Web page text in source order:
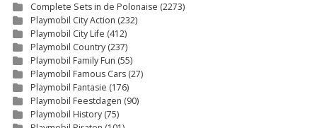
Complete Sets in de Polonaise (2273)
Playmobil City Action (232)
Playmobil City Life (412)
Playmobil Country (237)
Playmobil Family Fun (55)
Playmobil Famous Cars (27)
Playmobil Fantasie (176)
Playmobil Feestdagen (90)
Playmobil History (75)